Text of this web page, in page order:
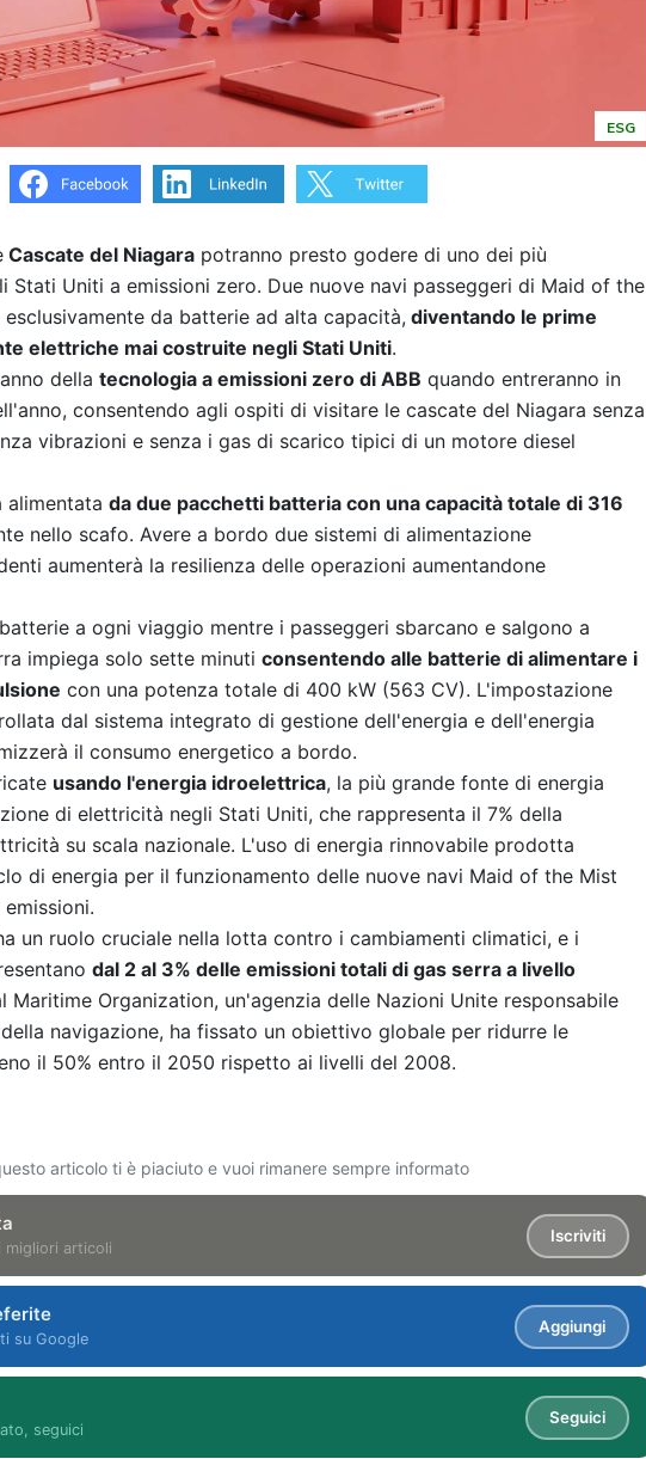
ESG
Cascate del Niagara potranno presto godere di uno dei più
Stati Uniti a emissioni zero. Due nuove navi passeggeri di Maid of the
da batterie ad alta capacità, diventando le prime
elettriche mai costruite negli Stati Uniti.
della tecnologia a emissioni zero di ABB quando entreranno in
consentendo agli ospiti di visitare le cascate del Niagara senza
vibrazioni e senza i gas di scarico tipici di un motore diesel
alimentata da due pacchetti batteria con una capacità totale di 316
nello scafo. Avere a bordo due sistemi di alimentazione
aumenterà la resilienza delle operazioni aumentandone
a ogni viaggio mentre i passeggeri sbarcano e salgono a
impiega solo sette minuti consentendo alle batterie di alimentare i
con una potenza totale di 400 kW (563 CV). L'impostazione
dal sistema integrato di gestione dell'energia e dell'energia
il consumo energetico a bordo.
usando l'energia idroelettrica, la più grande fonte di energia
di elettricità negli Stati Uniti, che rappresenta il 7% della
su scala nazionale. L'uso di energia rinnovabile prodotta
di energia per il funzionamento delle nuove navi Maid of the Mist
un ruolo cruciale nella lotta contro i cambiamenti climatici, e i
dal 2 al 3% delle emissioni totali di gas serra a livello
Maritime Organization, un'agenzia delle Nazioni Unite responsabile
navigazione, ha fissato un obiettivo globale per ridurre le
il 50% entro il 2050 rispetto ai livelli del 2008.
articolo ti è piaciuto e vuoi rimanere sempre informato
migliori articoli
Iscriviti
su Google
Aggiungi
seguici
Seguici